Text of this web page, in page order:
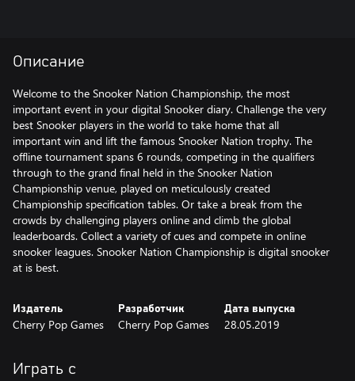
Описание
Welcome to the Snooker Nation Championship, the most
important event in your digital Snooker diary. Challenge the very
best Snooker players in the world to take home that all
important win and lift the famous Snooker Nation trophy. The
offline tournament spans 6 rounds, competing in the qualifiers
through to the grand final held in the Snooker Nation
Championship venue, played on meticulously created
Championship specification tables. Or take a break from the
crowds by challenging players online and climb the global
leaderboards. Collect a variety of cues and compete in online
snooker leagues. Snooker Nation Championship is digital snooker
at is best.
Издатель
Cherry Pop Games
Разработчик
Cherry Pop Games
Дата выпуска
28.05.2019
Играть с